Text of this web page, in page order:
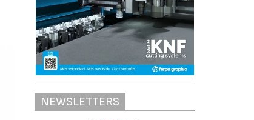
NEWSLETTERS